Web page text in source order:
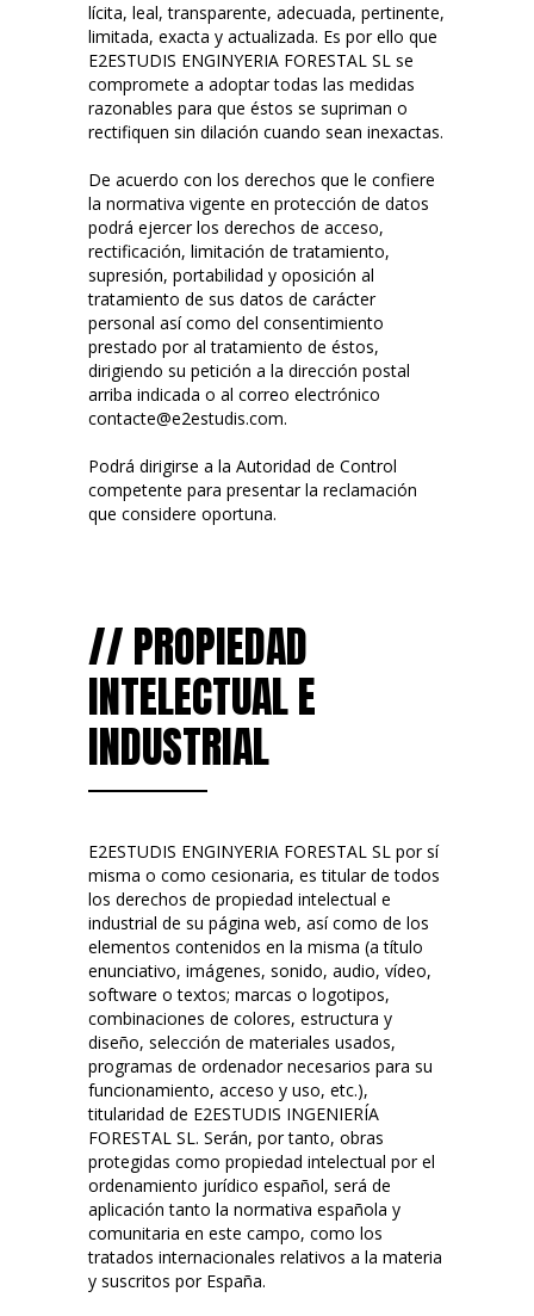
lícita, leal, transparente, adecuada, pertinente,
limitada, exacta y actualizada. Es por ello que
E2ESTUDIS ENGINYERIA FORESTAL SL se
compromete a adoptar todas las medidas
razonables para que éstos se supriman o
rectifiquen sin dilación cuando sean inexactas.
De acuerdo con los derechos que le confiere
la normativa vigente en protección de datos
podrá ejercer los derechos de acceso,
rectificación, limitación de tratamiento,
supresión, portabilidad y oposición al
tratamiento de sus datos de carácter
personal así como del consentimiento
prestado por al tratamiento de éstos,
dirigiendo su petición a la dirección postal
arriba indicada o al correo electrónico
contacte@e2estudis.com.
Podrá dirigirse a la Autoridad de Control
competente para presentar la reclamación
que considere oportuna.
// PROPIEDAD
INTELECTUAL E
INDUSTRIAL
E2ESTUDIS ENGINYERIA FORESTAL SL por sí
misma o como cesionaria, es titular de todos
los derechos de propiedad intelectual e
industrial de su página web, así como de los
elementos contenidos en la misma (a título
enunciativo, imágenes, sonido, audio, vídeo,
software o textos; marcas o logotipos,
combinaciones de colores, estructura y
diseño, selección de materiales usados,
programas de ordenador necesarios para su
funcionamiento, acceso y uso, etc.),
titularidad de E2ESTUDIS INGENIERÍA
FORESTAL SL. Serán, por tanto, obras
protegidas como propiedad intelectual por el
ordenamiento jurídico español, será de
aplicación tanto la normativa española y
comunitaria en este campo, como los
tratados internacionales relativos a la materia
y suscritos por España.